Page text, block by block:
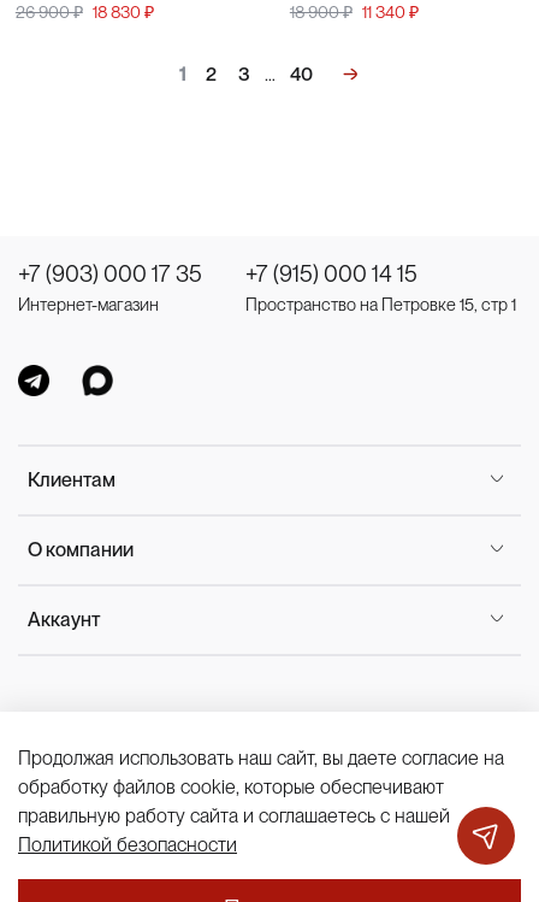
26 900 ₽ 18 830 ₽ 18 900 ₽ 11 340 ₽
1 2 3 … 40
Клиентам
О компании
Аккаунт
+7 (903) 000 17 35
Интернет-магазин
+7 (915) 000 14 15
Пространство на Петровке 15, стр 1
Политика конфиденциальности
Публичная оферта
Cookies
Продолжая использовать наш сайт, вы даете согласие на
обработку файлов cookie, которые обеспечивают
правильную работу сайта и соглашаетесь с нашей
Политикой безопасности